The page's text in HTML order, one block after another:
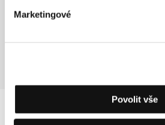
Marketingové
Povolit vše